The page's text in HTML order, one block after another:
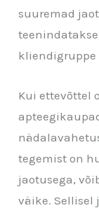
suuremad
Kui ettevõttel
tegemist on
jaotusega,
väike.